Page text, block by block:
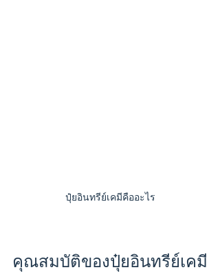
ปุ๋ยอินทรีย์เคมีคืออะไร
คุณสมบัติของปุ๋ยอินทรีย์เคมี